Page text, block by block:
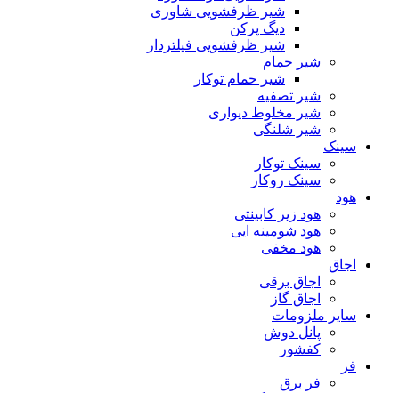
شیر ظرفشویی شاوری
دیگ پرکن
شیر ظرفشویی فیلتردار
شیر حمام
شیر حمام توکار
شیر تصفیه
شیر مخلوط دیواری
شیر شلنگی
سینک
سینک توکار
سینک روکار
هود
هود زیر كابینتی
هود شومینه ایی
هود مخفى
اجاق
اجاق برقى
اجاق گاز
سایر ملزومات
پانل دوش
کفشور
فر
فر برق